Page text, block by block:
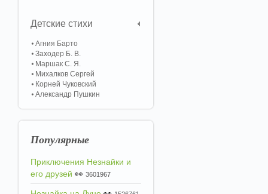
Детские стихи
Агния Барто
Заходер Б. В.
Маршак С. Я.
Михалков Сергей
Корней Чуковский
Александр Пушкин
Популярные
Приключения Незнайки и
его друзей 👀 3601967